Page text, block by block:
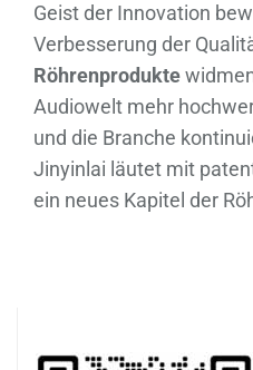
Geist der Innovation
Verbesserung der
Röhrenprodukte
Audiowelt mehr
und die Branche
Jinyinlai läutet mit
ein neues Kapitel der